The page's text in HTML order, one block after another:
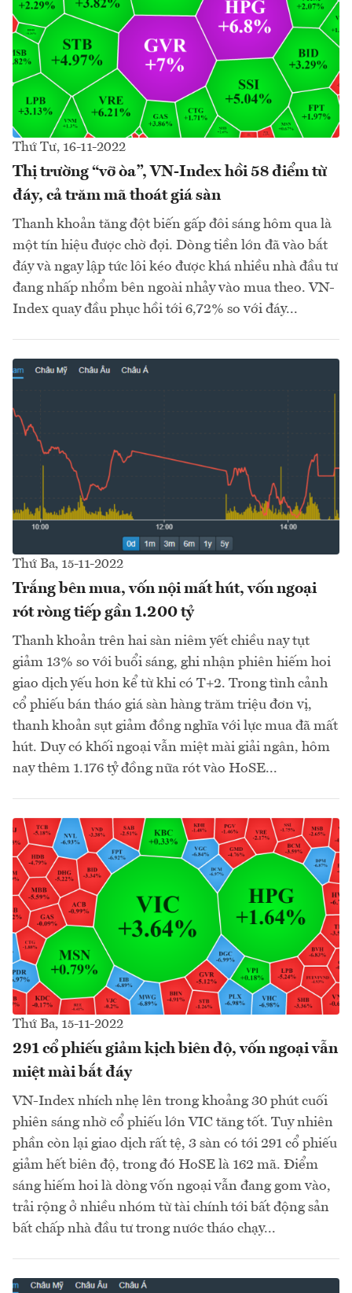
Thứ Tư, 16-11-2022
Thị trường “vỡ òa”, VN-Index hồi 58 điểm từ
đáy, cả trăm mã thoát giá sàn
Thanh khoản tăng đột biến gấp đôi sáng hôm qua là
một tín hiệu được chờ đợi. Dòng tiền lớn đã vào bắt
đáy và ngay lập tức lôi kéo được khá nhiều nhà đầu tư
đang nhấp nhổm bên ngoài nhảy vào mua theo. VN-
Index quay đầu phục hồi tới 6,72% so với đáy...
Thứ Ba, 15-11-2022
Trắng bên mua, vốn nội mất hút, vốn ngoại
rót ròng tiếp gần 1.200 tỷ
Thanh khoản trên hai sàn niêm yết chiều nay tụt
giảm 13% so với buổi sáng, ghi nhận phiên hiếm hoi
giao dịch yếu hơn kể từ khi có T+2. Trong tình cảnh
cổ phiếu bán tháo giá sàn hàng trăm triệu đơn vị,
thanh khoản sụt giảm đồng nghĩa với lực mua đã mất
hút. Duy có khối ngoại vẫn miệt mài giải ngân, hôm
nay thêm 1.176 tỷ đồng nữa rót vào HoSE...
Thứ Ba, 15-11-2022
291 cổ phiếu giảm kịch biên độ, vốn ngoại vẫn
miệt mài bắt đáy
VN-Index nhích nhẹ lên trong khoảng 30 phút cuối
phiên sáng nhờ cổ phiếu lớn VIC tăng tốt. Tuy nhiên
phần còn lại giao dịch rất tệ, 3 sàn có tới 291 cổ phiếu
giảm hết biên độ, trong đó HoSE là 162 mã. Điểm
sáng hiếm hoi là dòng vốn ngoại vẫn đang gom vào,
trải rộng ở nhiều nhóm từ tài chính tới bất động sản
bất chấp nhà đầu tư trong nước tháo chạy...